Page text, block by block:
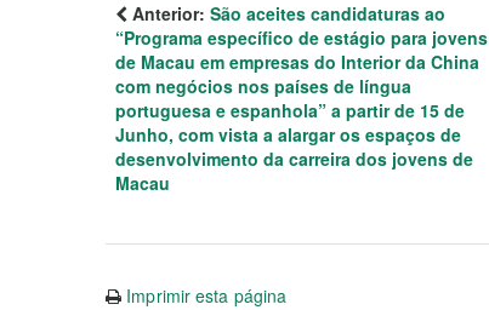
Anterior: São aceites candidaturas ao
“Programa específico de estágio para jovens
de Macau em empresas do Interior da China
com negócios nos países de língua
portuguesa e espanhola” a partir de 15 de
Junho, com vista a alargar os espaços de
desenvolvimento da carreira dos jovens de
Macau
Imprimir esta página